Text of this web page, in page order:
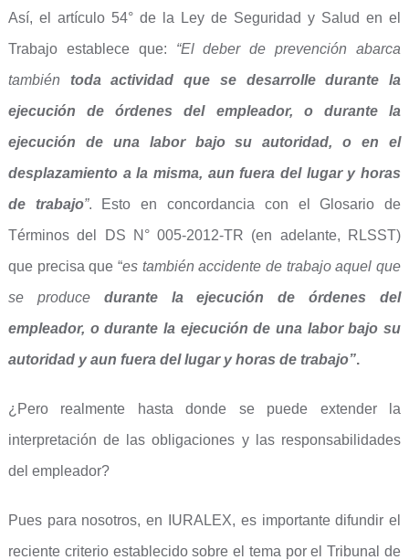
Así, el artículo 54° de la Ley de Seguridad y Salud en el
Trabajo establece que: “El deber de prevención abarca
también toda actividad que se desarrolle durante la
ejecución de órdenes del empleador, o durante la
ejecución de una labor bajo su autoridad, o en el
desplazamiento a la misma, aun fuera del lugar y horas
de trabajo”. Esto en concordancia con el Glosario de
Términos del DS N° 005-2012-TR (en adelante, RLSST)
que precisa que “es también accidente de trabajo aquel que
se produce durante la ejecución de órdenes del
empleador, o durante la ejecución de una labor bajo su
autoridad y aun fuera del lugar y horas de trabajo”.
¿Pero realmente hasta donde se puede extender la
interpretación de las obligaciones y las responsabilidades
del empleador?
Pues para nosotros, en IURALEX, es importante difundir el
reciente criterio establecido sobre el tema por el Tribunal de